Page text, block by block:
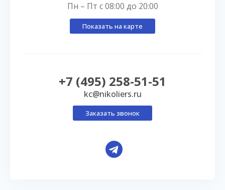
Пн – Пт с 08:00 до 20:00
Показать на карте
+7 (495) 258-51-51
kc@nikoliers.ru
Заказать звонок